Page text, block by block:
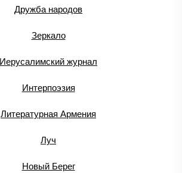
Дружба народов
Зеркало
Иерусалимский журнал
Интерпоэзия
Литературная Армения
Луч
Новый Берег